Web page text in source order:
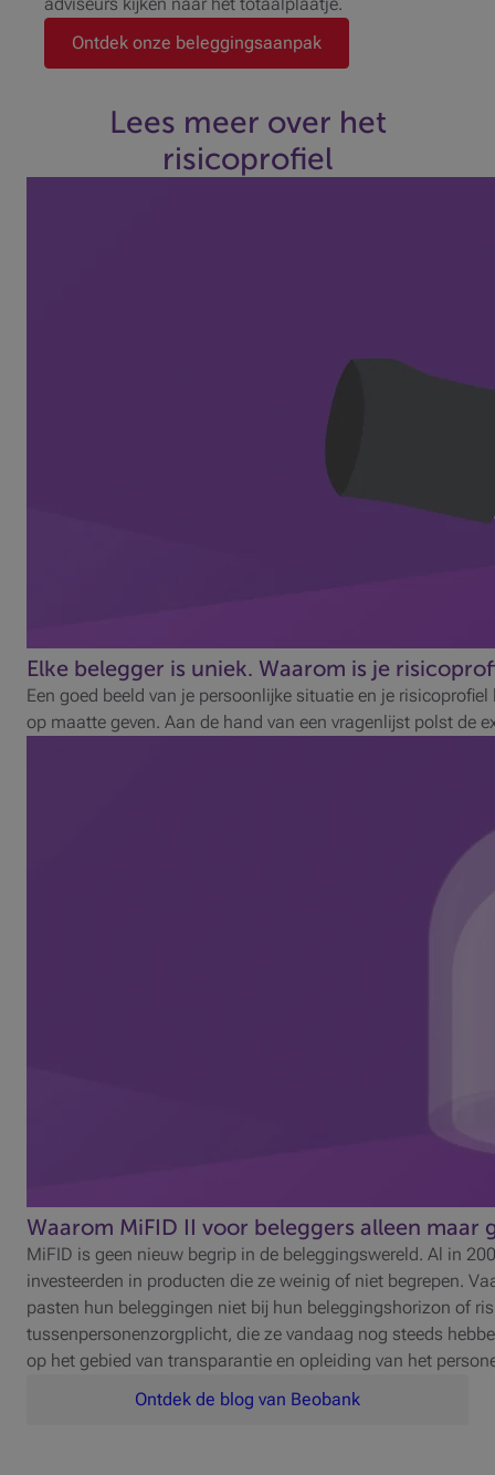
Ontdek onze beleggingsaanpak
Lees meer over het
risicoprofiel
Elke belegger is uniek. Waarom is je
Een goed beeld van je persoonlijke situatie en je
op maatte geven. Aan de hand van een vragenlijst polst de
Waarom MiFID II voor beleggers alleen maar
MiFID is geen nieuw begrip in de beleggingswereld. Al in
investeerden in producten die ze weinig of niet begrepen.
pasten hun beleggingen niet bij hun beleggingshorizon of
tussenpersonenzorgplicht, die ze vandaag nog steeds
op het gebied van transparantie en opleiding van het
Ontdek de blog van Beobank